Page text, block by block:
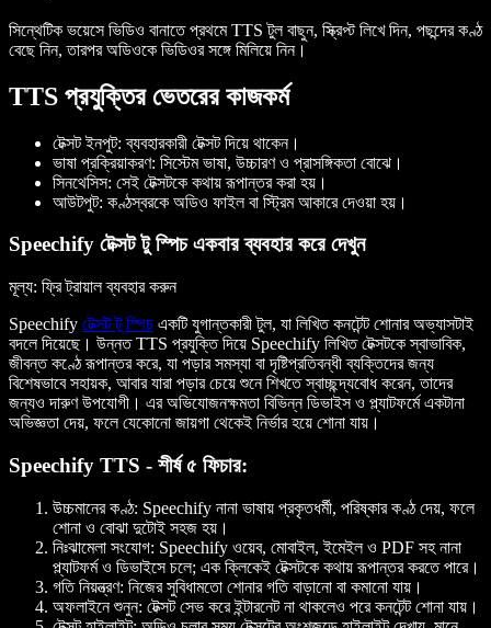
সিন্থেটিক ভয়েসে ভিডিও বানাতে প্রথমে TTS টুল বাছুন, স্ক্রিপ্ট লিখে দিন, পছন্দের কণ্ঠ
বেছে নিন, তারপর অডিওকে ভিডিওর সঙ্গে মিলিয়ে নিন।
TTS প্রযুক্তির ভেতরের কাজকর্ম
টেক্সট ইনপুট: ব্যবহারকারী টেক্সট দিয়ে থাকেন।
ভাষা প্রক্রিয়াকরণ: সিস্টেম ভাষা, উচ্চারণ ও প্রাসঙ্গিকতা বোঝে।
সিনথেসিস: সেই টেক্সটকে কথায় রূপান্তর করা হয়।
আউটপুট: কণ্ঠস্বরকে অডিও ফাইল বা স্ট্রিম আকারে দেওয়া হয়।
Speechify টেক্সট টু স্পিচ একবার ব্যবহার করে দেখুন
মূল্য: ফ্রি ট্রায়াল ব্যবহার করুন
Speechify টেক্সট টু স্পিচ একটি যুগান্তকারী টুল, যা লিখিত কনটেন্ট শোনার অভ্যাসটাই
বদলে দিয়েছে। উন্নত TTS প্রযুক্তি দিয়ে Speechify লিখিত টেক্সটকে স্বাভাবিক,
জীবন্ত কণ্ঠে রূপান্তর করে, যা পড়ার সমস্যা বা দৃষ্টিপ্রতিবন্ধী ব্যক্তিদের জন্য
বিশেষভাবে সহায়ক, আবার যারা পড়ার চেয়ে শুনে শিখতে স্বাচ্ছন্দ্যবোধ করেন, তাদের
জন্যও দারুণ উপযোগী। এর অভিযোজনক্ষমতা বিভিন্ন ডিভাইস ও প্ল্যাটফর্মে একটানা
অভিজ্ঞতা দেয়, ফলে যেকোনো জায়গা থেকেই নির্ভার হয়ে শোনা যায়।
Speechify TTS - শীর্ষ ৫ ফিচার:
উচ্চমানের কণ্ঠ: Speechify নানা ভাষায় প্রকৃতধর্মী, পরিষ্কার কণ্ঠ দেয়, ফলে
শোনা ও বোঝা দুটোই সহজ হয়।
নিঃঝামেলা সংযোগ: Speechify ওয়েব, মোবাইল, ইমেইল ও PDF সহ নানা
প্ল্যাটফর্ম ও ডিভাইসে চলে; এক ক্লিকেই টেক্সটকে কথায় রূপান্তর করতে পারে।
গতি নিয়ন্ত্রণ: নিজের সুবিধামতো শোনার গতি বাড়ানো বা কমানো যায়।
অফলাইনে শুনুন: টেক্সট সেভ করে ইন্টারনেট না থাকলেও পরে কনটেন্ট শোনা যায়।